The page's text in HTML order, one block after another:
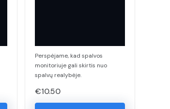
Perspėjame, kad spalvos
monitoriuje gali skirtis nuo
spalvų realybėje.
€10.50